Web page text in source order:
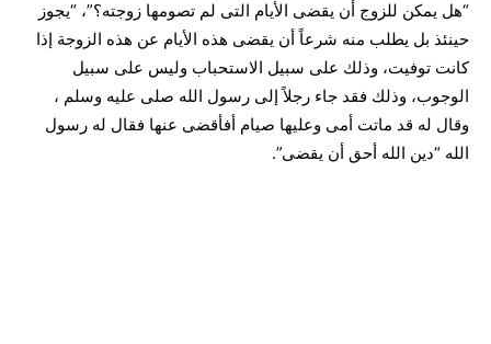
“هل يمكن للزوج أن يقضى الأيام التى لم تصومها زوجته؟”، “يجوز
حينئذ بل يطلب منه شرعاً أن يقضى هذه الأيام عن هذه الزوجة إذا
كانت توفيت، وذلك على سبيل الاستحباب وليس على سبيل
الوجوب، وذلك فقد جاء رجلاً إلى رسول الله صلى عليه وسلم ،
وقال له قد ماتت أمى وعليها صيام أفأقضى عنها فقال له رسول
الله “دين الله أحق أن يقضى”.